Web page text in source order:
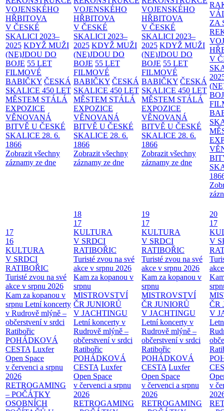
VOJENSKÉHO
HŘBITOVA
V ČESKÉ
SKALICI 2023–
2025 KDYŽ MUŽI
(NE)JDOU DO
BOJE 55 LET
FILMOVÉ
BABIČKY ČESKÁ
SKALICE 450 LET
MĚSTEM STÁLÁ
EXPOZICE
VĚNOVANÁ
BITVĚ U ČESKÉ
SKALICE 28. 6.
1866
Zobrazit všechny
záznamy ze dne
VOJENSKÉHO
HŘBITOVA
V ČESKÉ
SKALICI 2023–
2025 KDYŽ MUŽI
(NE)JDOU DO
BOJE 55 LET
FILMOVÉ
BABIČKY ČESKÁ
SKALICE 450 LET
MĚSTEM STÁLÁ
EXPOZICE
VĚNOVANÁ
BITVĚ U ČESKÉ
SKALICE 28. 6.
1866
Zobrazit všechny
záznamy ze dne
VOJENSKÉHO
HŘBITOVA
V ČESKÉ
SKALICI 2023–
2025 KDYŽ MUŽI
(NE)JDOU DO
BOJE 55 LET
FILMOVÉ
BABIČKY ČESKÁ
SKALICE 450 LET
MĚSTEM STÁLÁ
EXPOZICE
VĚNOVANÁ
BITVĚ U ČESKÉ
SKALICE 28. 6.
1866
Zobrazit všechny
záznamy ze dne
ZA
V
17
16
KULTURA
V SRDCI
RATIBOŘIC
Turisté zvou na své
akce v srpnu 2026
Kam za kopanou v
srpnu Letní koncerty
v Rudrově mlýně –
občerstvení v srdci
Ratibořic
POHÁDKOVÁ
CESTA Luxfer
Open Space
v červenci a srpnu
2026
RETROGAMING
– POČÁTKY
OSOBNÍCH
18
17
KULTURA
V SRDCI
RATIBOŘIC
Turisté zvou na své
akce v srpnu 2026
Kam za kopanou v
srpnu
MISTROVSTVÍ
ČR JUNIORŮ
V JACHTINGU
Letní koncerty v
Rudrově mlýně –
občerstvení v srdci
Ratibořic
POHÁDKOVÁ
CESTA Luxfer
Open Space
v červenci a srpnu
2026
RETROGAMING
19
17
KULTURA
V SRDCI
RATIBOŘIC
Turisté zvou na své
akce v srpnu 2026
Kam za kopanou v
srpnu
MISTROVSTVÍ
ČR JUNIORŮ
V JACHTINGU
Letní koncerty v
Rudrově mlýně –
občerstvení v srdci
Ratibořic
POHÁDKOVÁ
CESTA Luxfer
Open Space
v červenci a srpnu
2026
RETROGAMING
20
17
V
ČR
V
v